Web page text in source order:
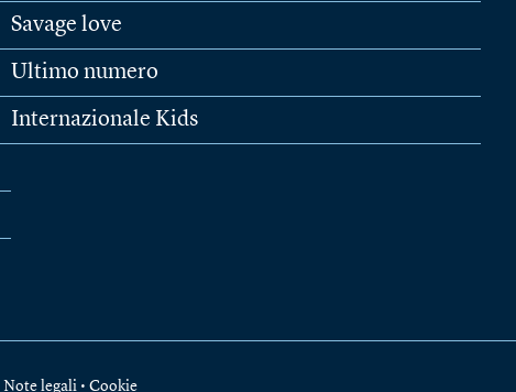
Savage love
Ultimo numero
Internazionale Kids
Note legali • Cookie